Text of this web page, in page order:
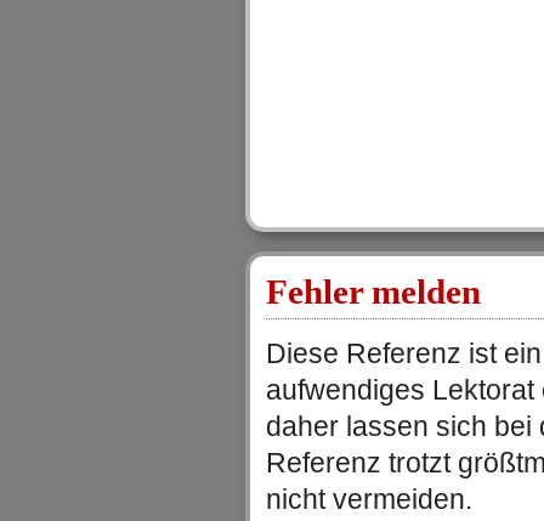
Fehler melden
Diese Referenz ist
aufwendiges
daher lassen sich bei
Referenz trotzt
nicht vermeiden.